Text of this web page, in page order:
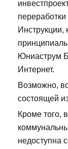
переработки
Инструкции,
Юниаструм
Интернет.
Возможно,
состоящей
Кроме того,
недоступна